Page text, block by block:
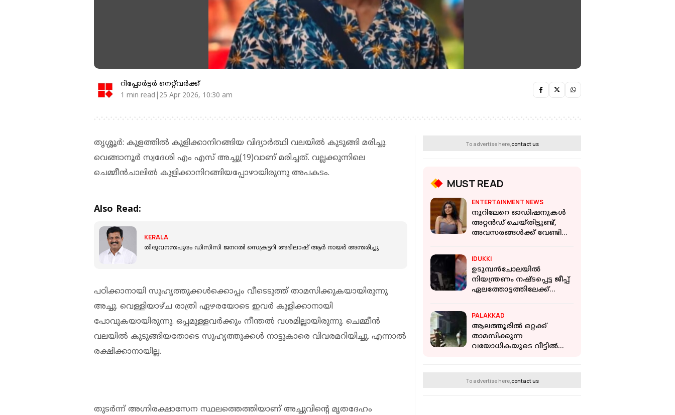
റിപ്പോർട്ടർ നെറ്റ്‌വര്‍ക്ക്‌
1 min read|25 Apr 2026, 10:30 am
തൃശ്ശൂർ: കുളത്തില്‍ കുളിക്കാനിറങ്ങിയ വിദ്യാര്‍ത്ഥി വലയില്‍ കുടുങ്ങി മരിച്ചു.
വെങ്ങാനൂര്‍ സ്വദേശി എം എസ് അച്ചു(19)വാണ് മരിച്ചത്. വല്ലക്കുന്നിലെ
ചെമ്മീന്‍ചാലില്‍ കുളിക്കാനിറങ്ങിയപ്പോഴായിരുന്നു അപകടം.
Also Read:
KERALA
തിരുവനന്തപുരം ഡിസിസി ജനറല്‍ സെക്രട്ടറി അഭിലാഷ് ആര്‍ നായര്‍ അന്തരിച്ചു
പഠിക്കാനായി സുഹൃത്തുക്കള്‍ക്കൊപ്പം വീടെടുത്ത് താമസിക്കുകയായിരുന്നു
അച്ചു. വെള്ളിയാഴ്ച രാത്രി ഏഴരയോടെ ഇവര്‍ കുളിക്കാനായി
പോവുകയായിരുന്നു. ഒപ്പമുള്ളവര്‍ക്കും നീന്തല്‍ വശമില്ലായിരുന്നു. ചെമ്മീന്‍
വലയില്‍ കുടുങ്ങിയതോടെ സുഹൃത്തുക്കള്‍ നാട്ടുകാരെ വിവരമറിയിച്ചു. എന്നാൽ
രക്ഷിക്കാനായില്ല.
തുടര്‍ന്ന് അഗ്നിരക്ഷാസേന സ്ഥലത്തെത്തിയാണ് അച്ചുവിന്റെ മൃതദേഹം
To advertise here, contact us
MUST READ
ENTERTAINMENT NEWS
നൂറിലേറെ ഓഡിഷനുകൾ
അറ്റൻഡ് ചെയ്തിട്ടുണ്ട്,
അവസരങ്ങൾക്ക് വേണ്ടി
IDUKKI
ഉടുമ്പന്‍ചോലയില്‍
നിയന്ത്രണം നഷ്ടപ്പെട്ട ജീപ്പ്
ഏലത്തോട്ടത്തിലേക്ക്
PALAKKAD
ആലത്തൂരിൽ ഒറ്റക്ക്
താമസിക്കുന്ന
വയോധികയുടെ വീട്ടിൽ
To advertise here, contact us